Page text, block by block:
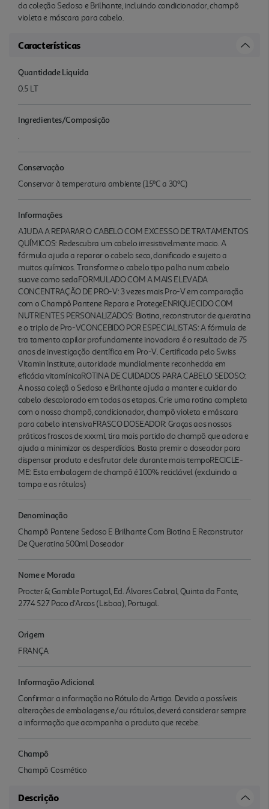
da coleção Sedoso e Brilhante, incluindo condicionador, champô
violeta e máscara para cabelo.
Características
Quantidade Liquida
0.5 LT
Ingredientes/Composição
.
Conservação
Conservar à temperatura ambiente (15ºC a 30ºC)
Informações
AJUDA A REPARAR O CABELO COM EXCESSO DE TRATAMENTOS
QUÍMICOS: Redescubra um cabelo irresistivelmente macio. A
fórmula ajuda a reparar o cabelo seco, danificado e sujeito a
muitos químicos. Transforme o cabelo tipo palha num cabelo
suave como sedaFORMULADO COM A MAIS ELEVADA
CONCENTRAÇÃO DE PRO-V: 3 vezes mais Pro-V em comparação
com o Champô Pantene Repara e ProtegeENRIQUECIDO COM
NUTRIENTES PERSONALIZADOS: Biotina, reconstrutor de queratina
e o triplo de Pro-VCONCEBIDO POR ESPECIALISTAS: A fórmula de
tra tamento capilar profundamente inovadora é o resultado de 75
anos de investigação científica em Pro-V. Certificada pelo Swiss
Vitamin Institute, autoridade mundialmente reconhecida em
eficácia vitamínicaROTINA DE CUIDADOS PARA CABELO SEDOSO:
A nossa coleçã o Sedoso e Brilhante ajuda a manter e cuidar do
cabelo descolorado em todas as etapas. Crie uma rotina completa
com o nosso champô, condicionador, champô violeta e máscara
para cabelo intensivaFRASCO DOSEADOR: Graças aos nossos
práticos frascos de xxxml, tira mais partido do champô que adora e
ajuda a minimizar os desperdícios. Basta premir o doseador para
dispensar produto e desfrutar dele durante mais tempoRECICLE-
ME: Esta embalagem de champô é 100% reciclável (excluindo a
tampa e as rótulos)
Denominação
Champô Pantene Sedoso E Brilhante Com Biotina E Reconstrutor
De Queratina 500ml Doseador
Nome e Morada
Procter & Gamble Portugal, Ed. Álvares Cabral, Quinta da Fonte,
2774 527 Paco d'Arcos (Lisboa), Portugal.
Origem
FRANÇA
Informação Adicional
Confirmar a informação no Rótulo do Artigo. Devido a possíveis
alterações de embalagens e/ou rótulos, deverá considerar sempre
a informação que acompanha o produto que recebe.
Champô
Champô Cosmético
Descrição